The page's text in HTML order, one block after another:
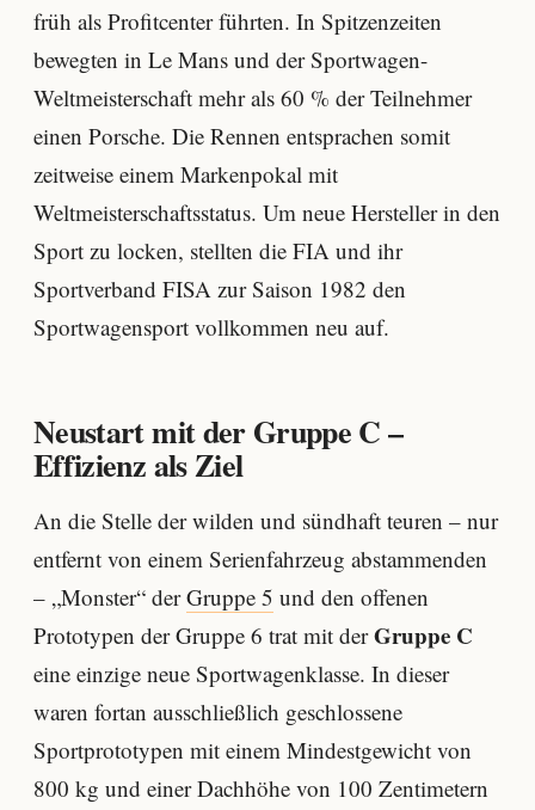
früh als Profitcenter führten. In Spitzenzeiten
bewegten in Le Mans und der Sportwagen-
Weltmeisterschaft mehr als 60 % der Teilnehmer
einen Porsche. Die Rennen entsprachen somit
zeitweise einem Markenpokal mit
Weltmeisterschaftsstatus. Um neue Hersteller in den
Sport zu locken, stellten die FIA und ihr
Sportverband FISA zur Saison 1982 den
Sportwagensport vollkommen neu auf.
Neustart mit der Gruppe C –
Effizienz als Ziel
An die Stelle der wilden und sündhaft teuren – nur
entfernt von einem Serienfahrzeug abstammenden
– „Monster“ derGruppe 5 und den offenen
Prototypen der Gruppe 6 trat mit derGruppe C
eine einzige neue Sportwagenklasse. In dieser
waren fortan ausschließlich geschlossene
Sportprototypen mit einem Mindestgewicht von
800 kg und einer Dachhöhe von 100 Zentimetern